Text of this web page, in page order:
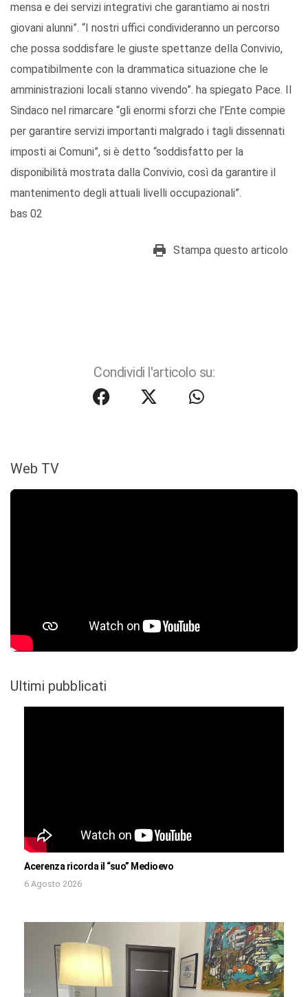
mensa e dei servizi integrativi che garantiamo ai nostri
giovani alunni”. “I nostri uffici condivideranno un percorso
che possa soddisfare le giuste spettanze della Convivio,
compatibilmente con la drammatica situazione che le
amministrazioni locali stanno vivendo”. ha spiegato Pace. Il
Sindaco nel rimarcare “gli enormi sforzi che l’Ente compie
per garantire servizi importanti malgrado i tagli dissennati
imposti ai Comuni”, si è detto “soddisfatto per la
disponibilità mostrata dalla Convivio, così da garantire il
mantenimento degli attuali livelli occupazionali”.
bas 02
Stampa questo articolo
Condividi l'articolo su:
Web TV
Ultimi pubblicati
Acerenza ricorda il “suo” Medioevo
6 Agosto 2026